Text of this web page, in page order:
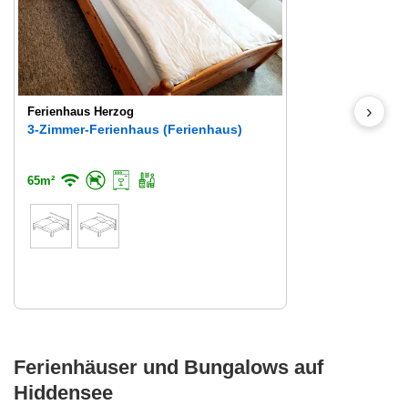
Ferienhaus Herzog
3-Zimmer-Ferienhaus (Ferienhaus)
65m²
›
Ferienhäuser und Bungalows auf
Hiddensee